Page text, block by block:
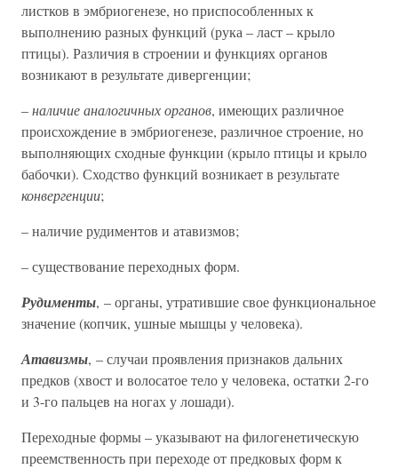
листков в эмбриогенезе, но приспособленных к
выполнению разных функций (рука – ласт – крыло
птицы). Различия в строении и функциях органов
возникают в результате дивергенции;
–наличие аналогичных органов, имеющих различное
происхождение в эмбриогенезе, различное строение, но
выполняющих сходные функции (крыло птицы и крыло
бабочки). Сходство функций возникает в результате
конвергенции;
– наличие рудиментов и атавизмов;
– существование переходных форм.
Рудименты, – органы, утратившие свое функциональное
значение (копчик, ушные мышцы у человека).
Атавизмы, – случаи проявления признаков дальних
предков (хвост и волосатое тело у человека, остатки 2-го
и 3-го пальцев на ногах у лошади).
Переходные формы – указывают на филогенетическую
преемственность при переходе от предковых форм к